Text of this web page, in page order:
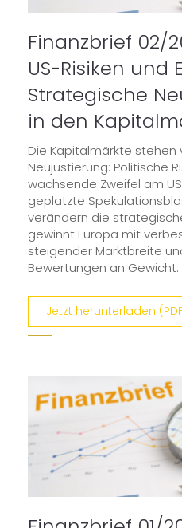
Finanzbrief 02/
US-Risiken und
Strategische
in den
Die Kapitalmärkte stehen
Neujustierung: Politische
wachsende Zweifel am
geplatzte
verändern die
gewinnt Europa mit
steigender Marktbreite
Bewertungen an Gewicht.
Jetzt herunterladen